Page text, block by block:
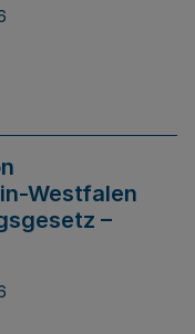
Westfalen
–